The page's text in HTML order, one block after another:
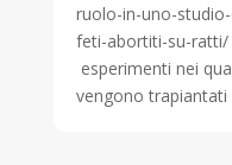
ruolo-in-uno-
feti-abortiti-su-ratti/
esperimenti nei
vengono trapiantati